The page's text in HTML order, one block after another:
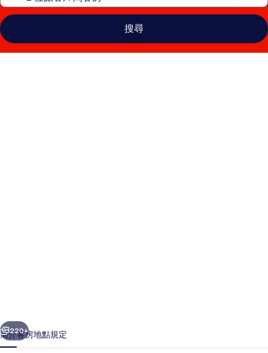
搜尋
的
相
個 下一個
220+
簡介客房地點規定